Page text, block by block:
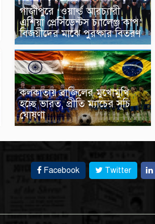
গাজীপুরে ‘ওয়ার্ল্ড আরচ্যারী
এশিয়া প্রেসিডেন্টস চ্যালেঞ্জ কাপ’
বিজয়ীদের মাঝে পুরষ্কার বিতরণ
কলকাতায় ব্রাজিলের মুখোমুখি
হচ্ছে ভারত, প্রীতি ম্যাচের সূচি
ঘোষণা
Facebook Twitter